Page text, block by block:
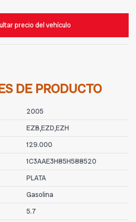
precio del vehículo
DE PRODUCTO
2005
EZB,EZD,EZH
129.000
1C3AAE3H85H588520
PLATA
Gasolina
5.7